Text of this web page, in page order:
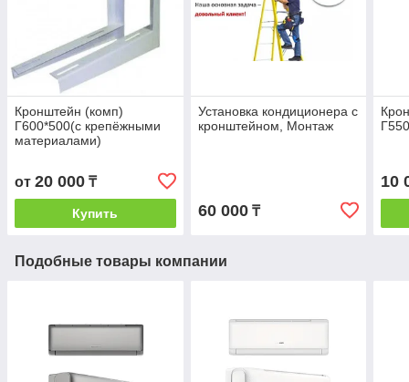
Кронштейн (комп)
Г600*500(с крепёжными
материалами)
от 20 000 ₸
Купить
Установка кондиционера с
кронштейном, Монтаж
60 000₸
10
Подобные товары компании